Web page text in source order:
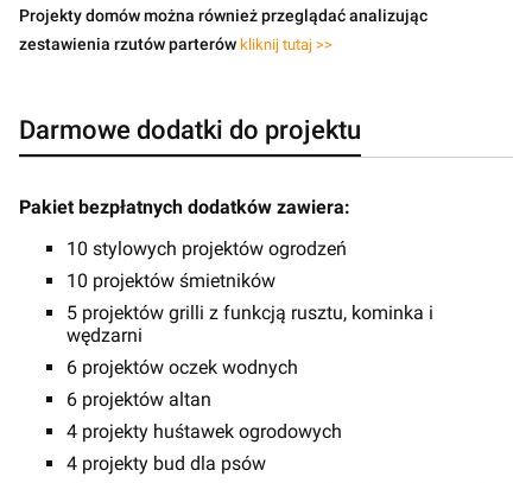
Projekty domów można również przeglądać analizując
zestawienia rzutów parterów kliknij tutaj >>
Darmowe dodatki do projektu
Pakiet bezpłatnych dodatków zawiera:
10 stylowych projektów ogrodzeń
10 projektów śmietników
5 projektów grilli z funkcją rusztu, kominka i
wędzarni
6 projektów oczek wodnych
6 projektów altan
4 projekty huśtawek ogrodowych
4 projekty bud dla psów